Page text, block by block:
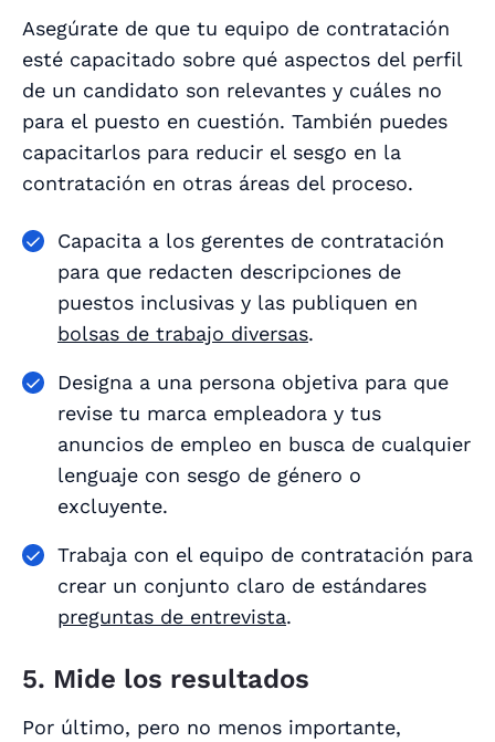
Asegúrate de que tu equipo de contratación
esté capacitado sobre qué aspectos del perfil
de un candidato son relevantes y cuáles no
para el puesto en cuestión. También puedes
capacitarlos para reducir el sesgo en la
contratación en otras áreas del proceso.
Capacita a los gerentes de contratación
para que redacten descripciones de
puestos inclusivas y las publiquen en
bolsas de trabajo diversas.
Designa a una persona objetiva para que
revise tu marca empleadora y tus
anuncios de empleo en busca de cualquier
lenguaje con sesgo de género o
excluyente.
Trabaja con el equipo de contratación para
crear un conjunto claro de estándares
preguntas de entrevista.
5. Mide los resultados
Por último, pero no menos importante,